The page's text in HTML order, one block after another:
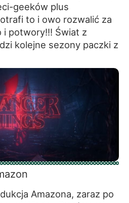
geeków plus
to i owo rozwalić za
i potwory!!! Świat z
kolejne sezony paczki z
Amazona, zaraz po